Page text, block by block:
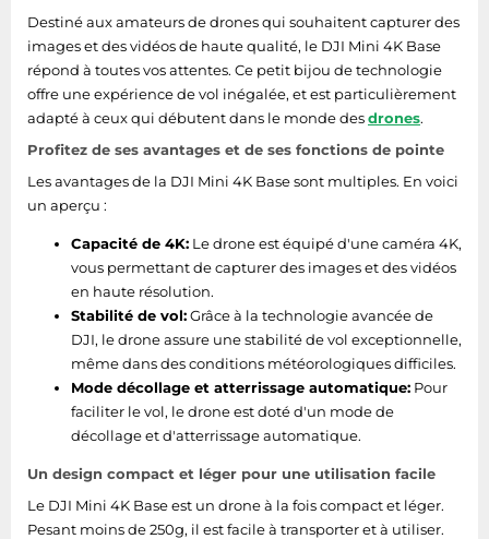
Destiné aux amateurs de drones qui souhaitent capturer des
images et des vidéos de haute qualité, le DJI Mini 4K Base
répond à toutes vos attentes. Ce petit bijou de technologie
offre une expérience de vol inégalée, et est particulièrement
adapté à ceux qui débutent dans le monde desdrones.
Profitez de ses avantages et de ses fonctions de pointe
Les avantages de la DJI Mini 4K Base sont multiples. En voici
un aperçu :
Capacité de 4K: Le drone est équipé d'une caméra 4K,
vous permettant de capturer des images et des vidéos
en haute résolution.
Stabilité de vol:Grâce à la technologie avancée de
DJI, le drone assure une stabilité de vol exceptionnelle,
même dans des conditions météorologiques difficiles.
Mode décollage et atterrissage automatique: Pour
faciliter le vol, le drone est doté d'un mode de
décollage et d'atterrissage automatique.
Un design compact et léger pour une utilisation facile
Le DJI Mini 4K Base est un drone à la fois compact et léger.
Pesant moins de 250g, il est facile à transporter et à utiliser.